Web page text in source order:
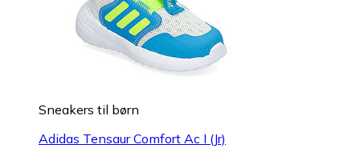
Sneakers til børn
Adidas Tensaur Comfort Ac I (Jr)